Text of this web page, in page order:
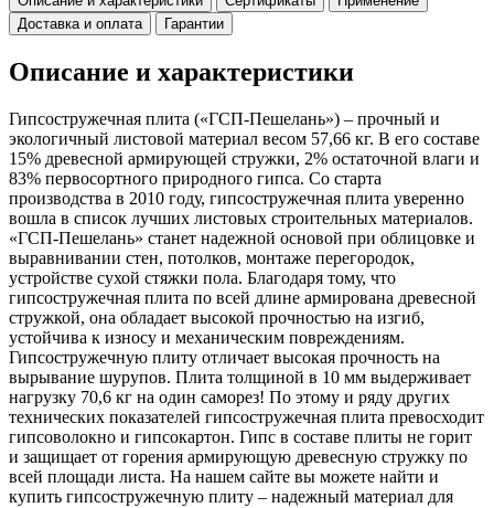
Доставка и оплата
Гарантии
Описание и характеристики
Гипсостружечная плита («ГСП-Пешелань») – прочный и
экологичный листовой материал весом 57,66 кг. В его составе
15% древесной армирующей стружки, 2% остаточной влаги и
83% первосортного природного гипса. Со старта
производства в 2010 году, гипсостружечная плита уверенно
вошла в список лучших листовых строительных материалов.
«ГСП-Пешелань» станет надежной основой при облицовке и
выравнивании стен, потолков, монтаже перегородок,
устройстве сухой стяжки пола. Благодаря тому, что
гипсостружечная плита по всей длине армирована древесной
стружкой, она обладает высокой прочностью на изгиб,
устойчива к износу и механическим повреждениям.
Гипсостружечную плиту отличает высокая прочность на
вырывание шурупов. Плита толщиной в 10 мм выдерживает
нагрузку 70,6 кг на один саморез! По этому и ряду других
технических показателей гипсостружечная плита превосходит
гипсоволокно и гипсокартон. Гипс в составе плиты не горит
и защищает от горения армирующую древесную стружку по
всей площади листа. На нашем сайте вы можете найти и
купить гипсостружечную плиту – надежный материал для